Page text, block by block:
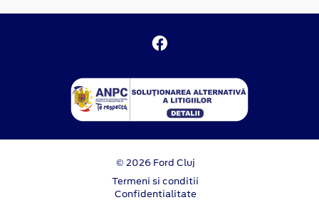
© 2026 Ford Cluj
Termeni si conditii
Confidentialitate